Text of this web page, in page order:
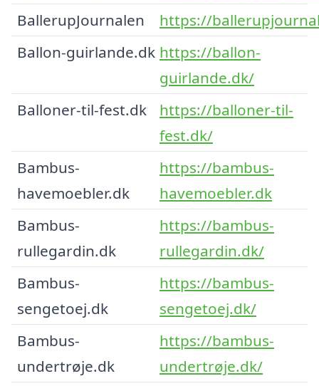
BallerupJournalen
https://
Ballon-guirlande.dk https://ballon-
guirlande.dk/
Balloner-til-fest.dk
https://balloner-til-
fest.dk/
Bambus-
havemoebler.dk
https://bambus-
havemoebler.dk
Bambus-
rullegardin.dk
https://bambus-
rullegardin.dk/
Bambus-
sengetoej.dk
https://bambus-
sengetoej.dk/
Bambus-
undertrøje.dk
https://bambus-
undertrøje.dk/